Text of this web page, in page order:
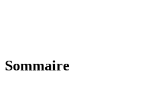
Sommaire